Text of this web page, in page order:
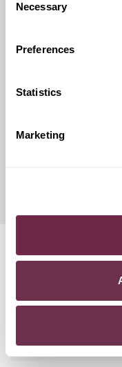
Selection
Necessary
Preferences
Statistics
Marketing
Durante i mesi
dotazione), o in
Domande
COSA SUCCEDE SE
CONTRATTO?